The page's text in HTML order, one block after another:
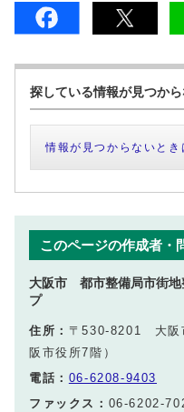
探している情報が見つか
情報が見つからないとき
このページの作成者・
大阪市 都市整備局市街地
プ
住所： 〒530-8201 大阪
阪市役所7階）
電話： 06-6208-9403
ファックス： 06-6202-